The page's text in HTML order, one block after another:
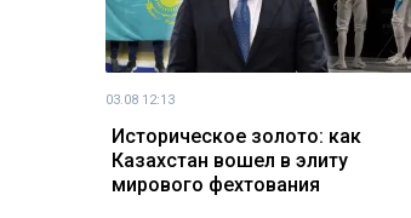
03.08 12:13
Историческое золото: как
Казахстан вошел в элиту
мирового фехтования